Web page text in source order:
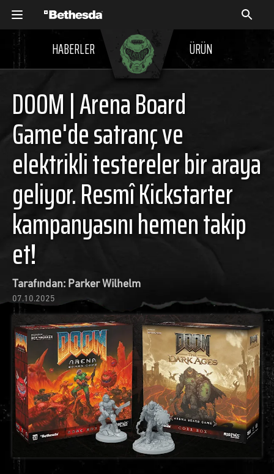
HABERLER ÜRÜN
DOOM | Arena Board
Game'de satranç ve
elektrikli testereler bir araya
geliyor. Resmî Kickstarter
kampanyasını hemen takip
et!
Tarafından: Parker Wilhelm
07.10.2025